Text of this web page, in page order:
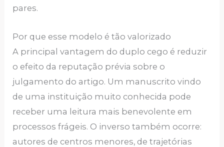
pares.
Por que esse modelo é tão valorizado
A principal vantagem do duplo cego é reduzir
o efeito da reputação prévia sobre o
julgamento do artigo. Um manuscrito vindo
de uma instituição muito conhecida pode
receber uma leitura mais benevolente em
processos frágeis. O inverso também ocorre:
autores de centros menores, de trajetórias